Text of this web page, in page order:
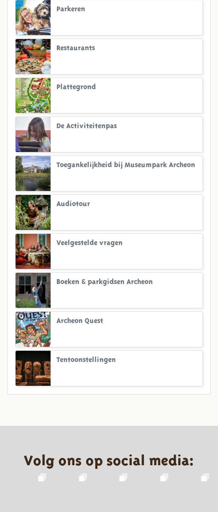
Parkeren
Restaurants
Plattegrond
De Activiteitenpas
Toegankelijkheid bij Museumpark Archeon
Audiotour
Veelgestelde vragen
Boeken & parkgidsen Archeon
Archeon Quest
Tentoonstellingen
Volg ons op social media: